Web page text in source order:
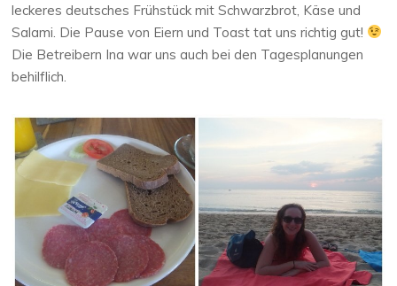
leckeres deutsches Frühstück mit Schwarzbrot, Käse und
Salami. Die Pause von Eiern und Toast tat uns richtig gut!
Die Betreibern Ina war uns auch bei den Tagesplanungen
behilflich.